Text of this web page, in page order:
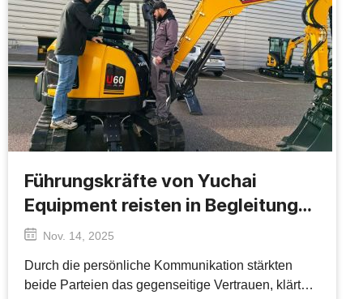
Führungskräfte von Yuchai
Equipment reisten in Begleitung
von Servicemitarbeitern und
Geschäftsverhandlungen nach
Nov. 14, 2025
Durch die persönliche Kommunikation stärkten
beide Parteien das gegenseitige Vertrauen, klärten